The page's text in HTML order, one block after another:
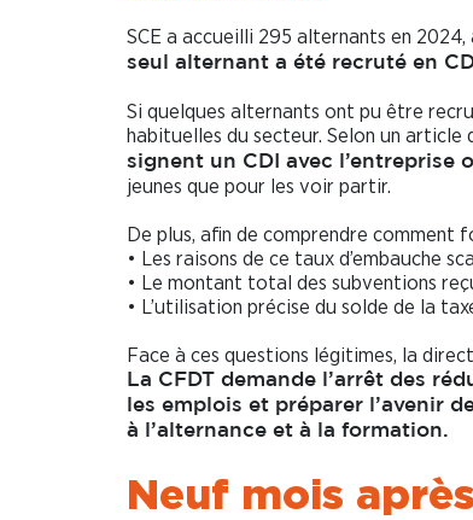
SCE a accueilli 295 alternants en
seul alternant a été recruté en
Si quelques alternants ont pu être
habituelles du secteur. Selon un article
signent un CDI avec l’entreprise
jeunes que pour les voir partir.
De plus, afin de comprendre comment
• Les raisons de ce taux d’embauche
• Le montant total des subventions
• L’utilisation précise du solde de la
Face à ces questions légitimes, la
La CFDT demande l’arrêt des
les emplois et préparer l’avenir
à l’alternance et à la formation.
Neuf mois